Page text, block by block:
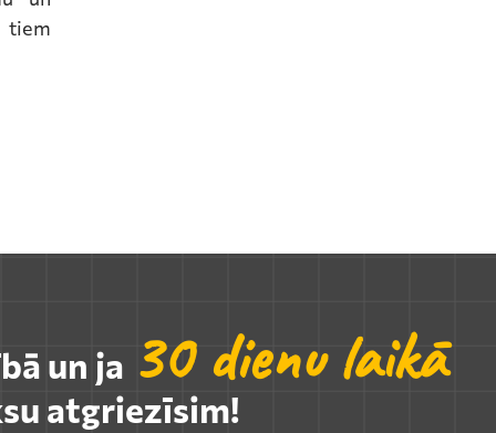
tiem
un ja 30 dienu laikā
atgriezīsim!